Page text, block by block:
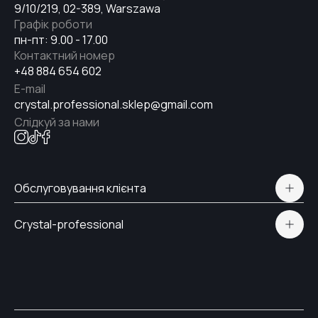
#31
#27
9/10/219, 02-389, Warszawa
пн-пт: 9.00 - 17.00
Графік роботи
+48 884 654 602
Контактний номер
crystal.professional.sklep@gmail.com
E-mail
Слідкуй за нами
Обслуговування клієнта
Доставка і Оплата
Crystal-professional